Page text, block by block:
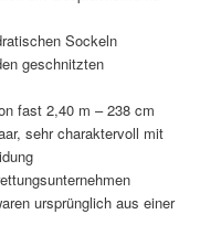
Sockeln
geschnitzten
fast 2,40 m – 238 cm
sehr charaktervoll mit
ursprünglich aus einer